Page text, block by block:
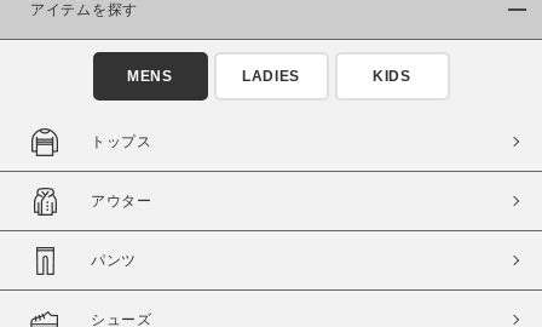
アイテムを探す
MENS LADIES KIDS
トップス
アウター
パンツ
シューズ